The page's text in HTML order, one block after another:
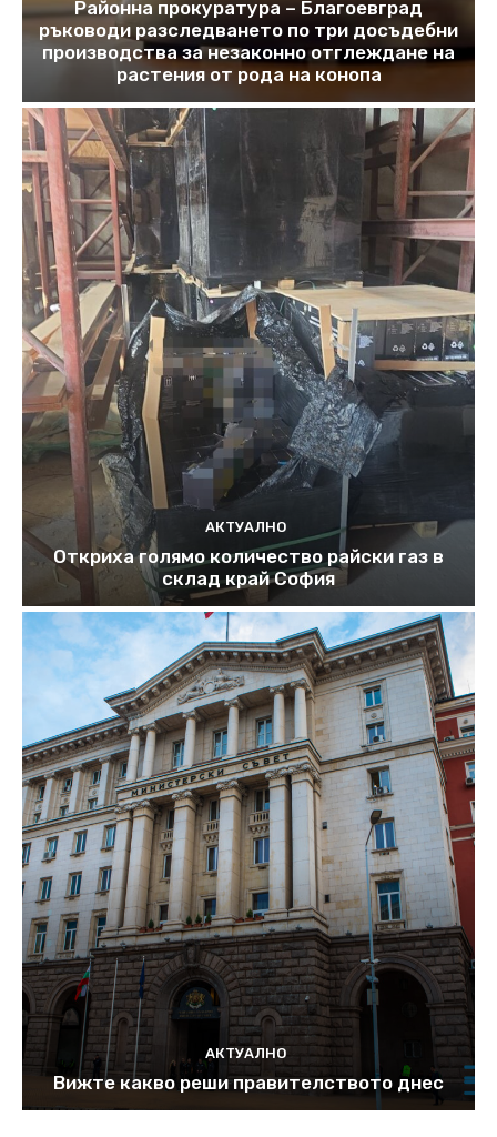
Районна прокуратура – Благоевград
ръководи разследването по три досъдебни
производства за незаконно отглеждане на
растения от рода на конопа
АКТУАЛНО
Откриха голямо количество райски газ в
склад край София
АКТУАЛНО
Вижте какво реши правителството днес